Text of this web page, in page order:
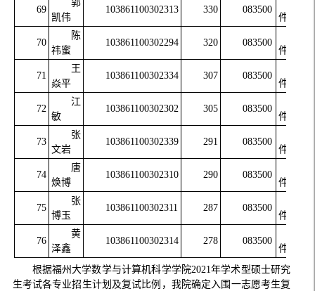
69
郭
凯伟
103861100302313 330 083500
件工程
70
陈
祎蜜
103861100302294 320 083500
件工程
71
王
焱平
103861100302334 307 083500
件工程
72
江
敏
103861100302302 305 083500
件工程
73
张
文岩
103861100302339 291 083500
件工程
74
唐
焕博
103861100302310 290 083500
件工程
75
张
博玉
103861100302311 287 083500
件工程
76
黄
泽鑫
103861100302314 278 083500
件工程
根据福州大学数学与计算机科学学院2021年学术型硕士研究
生考试各专业招生计划及复试比例，我院确定入围一志愿考生复